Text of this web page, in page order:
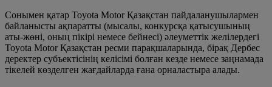
Сонымен қатар Toyota Motor Қазақстан пайдаланушылармен
байланысты ақпаратты (мысалы, конкурсқа қатысушының
аты-жөні, оның пікірі немесе бейнесі) әлеуметтік желілердегі
Toyota Motor Қазақстан ресми парақшаларында, бірақ Дербес
деректер субъектісінің келісімі болған кезде немесе заңнамада
тікелей көзделген жағдайларда ғана орналастыра алады.